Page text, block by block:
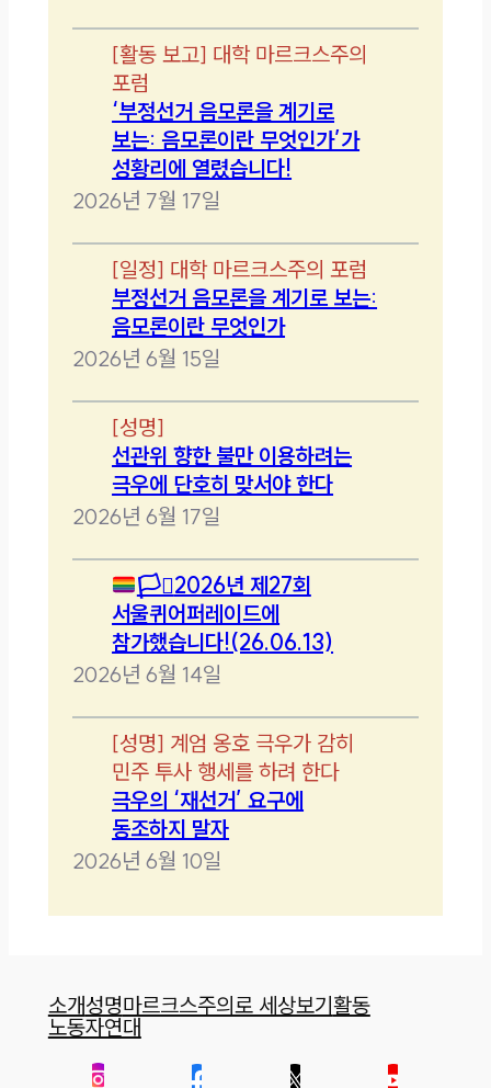
[활동 보고] 대학 마르크스주의
포럼
‘부정선거 음모론을 계기로
보는: 음모론이란 무엇인가’가
성황리에 열렸습니다!
2026년 7월 17일
[일정] 대학 마르크스주의 포럼
부정선거 음모론을 계기로 보는:
음모론이란 무엇인가
2026년 6월 15일
[성명]
선관위 향한 불만 이용하려는
극우에 단호히 맞서야 한다
2026년 6월 17일
🏳️‍⚧️2026년 제27회
서울퀴어퍼레이드에
참가했습니다!(26.06.13)
2026년 6월 14일
[성명] 계엄 옹호 극우가 감히
민주 투사 행세를 하려 한다
극우의 ‘재선거’ 요구에
동조하지 말자
2026년 6월 10일
소개성명마르크스주의로 세상보기활동
노동자연대